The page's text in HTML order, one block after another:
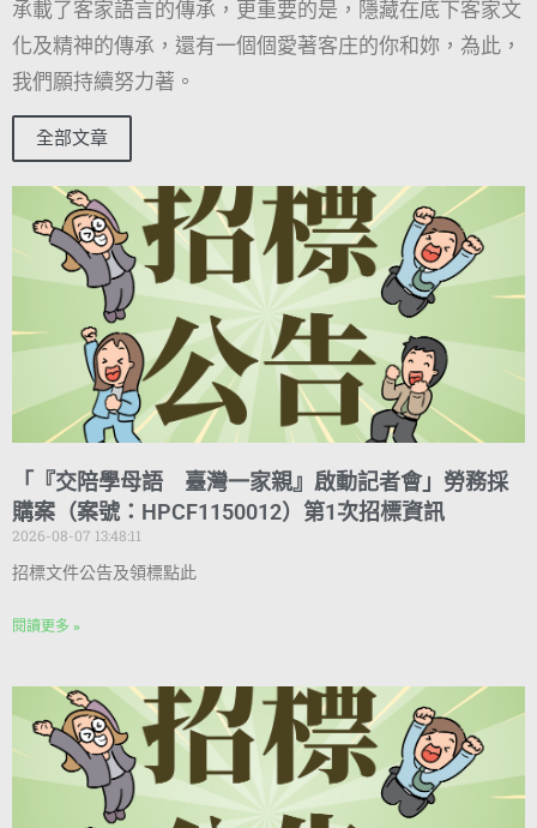
承載了客家語言的傳承，更重要的是，隱藏在底下客家文
化及精神的傳承，還有一個個愛著客庄的你和妳，為此，
我們願持續努力著。
全部文章
「『交陪學母語 臺灣一家親』啟動記者會」勞務採
購案（案號：HPCF1150012）第1次招標資訊
2026-08-07 13:48:11
招標文件公告及領標點此
閱讀更多 »